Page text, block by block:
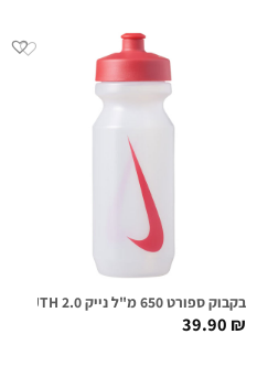
בקבוק ספורט 650 מ"ל נייק NIKE BIG MOUTH 2.0 שקוף/אדום
39.90₪